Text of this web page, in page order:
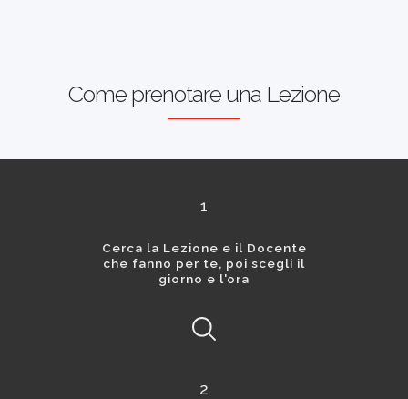
Come prenotare una Lezione
1
Cerca la Lezione e il Docente
che fanno per te, poi scegli il
giorno e l'ora
2